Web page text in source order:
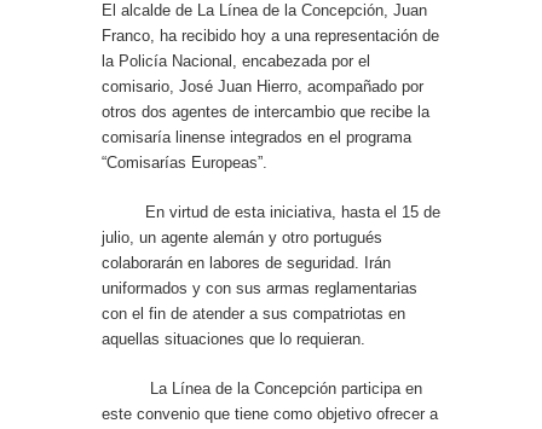
El alcalde de La Línea de la Concepción, Juan
Franco, ha recibido hoy a una representación de
la Policía Nacional, encabezada por el
comisario, José Juan Hierro, acompañado por
otros dos agentes de intercambio que recibe la
comisaría linense integrados en el programa
“Comisarías Europeas”.
En virtud de esta iniciativa, hasta el 15 de
julio, un agente alemán y otro portugués
colaborarán en labores de seguridad. Irán
uniformados y con sus armas reglamentarias
con el fin de atender a sus compatriotas en
aquellas situaciones que lo requieran.
La Línea de la Concepción participa en
este convenio que tiene como objetivo ofrecer a